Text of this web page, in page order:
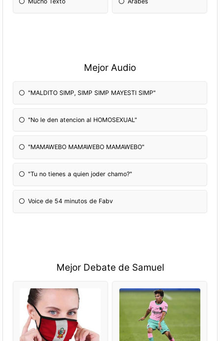
Mejor Audio
"MALDITO SIMP, SIMP SIMP MAYESTI SIMP"
"No le den atencion al HOMOSEXUAL"
"MAMAWEBO MAMAWEBO MAMAWEBO"
"Tu no tienes a quien joder chamo?"
Voice de 54 minutos de Fabv
Mejor Debate de Samuel